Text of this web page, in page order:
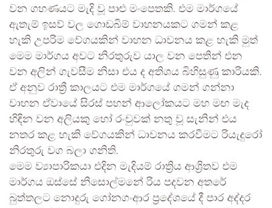
වන ගහණයට මැදි වූ පාළු මංපෙතකි. එම මාර්ගයේ
ඇතැම් ඉසව් වල ගොඩබිම් වාහනයකට ගමන් කළ
හැකි උපරිම වේගයකින් වාහන ධාවනය කළ හැකි මුත්
මෙම මාර්ගය අවට නිරතුරුව යාල වන පෙතින් එන
වන අලින් ගැවසීම නිසා එය ද අතිශය බිහිසුණු කාරියකි.
ඒ අනුව රාත්‍රී කාලයට එම මාර්ගයේ ගමන් ගන්නා
වාහන ඒවායේ සිරස් පහන් ආලෝකයට මහ මඟ මැද
හිඳින වන අලියකු හෝ රංචුවක් නතු වූ සැනින් එය
නතර කළ හැකි වේගයකින් ධාවනය කරවීමට රියැදුරෝ
නිරතුරු වග බලා ගනිති.
මෙම ව්‍යාපාරිකයා එදින මැදියම් රාත්‍රිය ආශ්‍රිතව එම
මාර්ගය ඔස්සේ නිසොල්මනේ රිය පදවන අතරේ
බුත්තලට නොදුරු ගෝනගංආර ප්‍රදේශයේ දී පාර අද්දර